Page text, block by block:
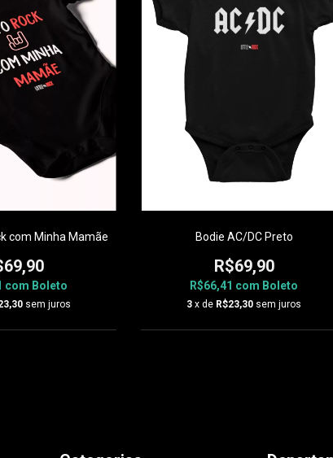
com Minha Mamãe
com Boleto
sem juros
Bodie AC/DC Preto
R$69,90
R$66,41 com Boleto
3 x de R$23,30 sem juros